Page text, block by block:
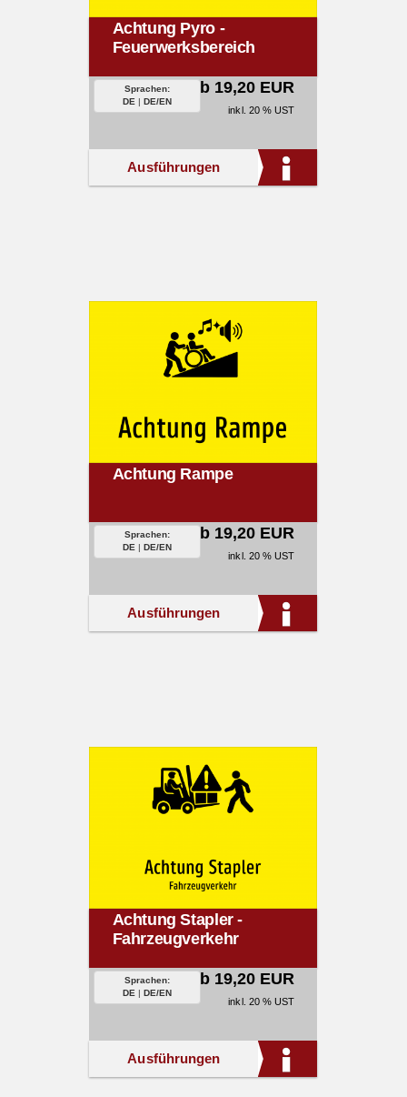
Achtung Pyro -
Feuerwerksbereich
Sprachen:
DE | DE/EN
ab 19,20 EUR
inkl. 20 % UST
Ausführungen
Achtung Rampe
Sprachen:
DE | DE/EN
ab 19,20 EUR
inkl. 20 % UST
Ausführungen
Achtung Stapler -
Fahrzeugverkehr
Sprachen:
DE | DE/EN
ab 19,20 EUR
inkl. 20 % UST
Ausführungen